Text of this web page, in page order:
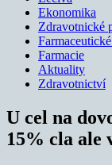
Ekonomika
Zdravotnické
Farmacie
Aktuality
Zdravotnictví
U cel na
15% cla ale